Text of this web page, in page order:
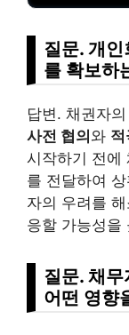
질문. 개
를 확보하
답변. 채권자
사전 협의 와
시작하기 전에
를 전달하여
자의 우려를
응할 가능성을
질문. 채무
어떤 영향